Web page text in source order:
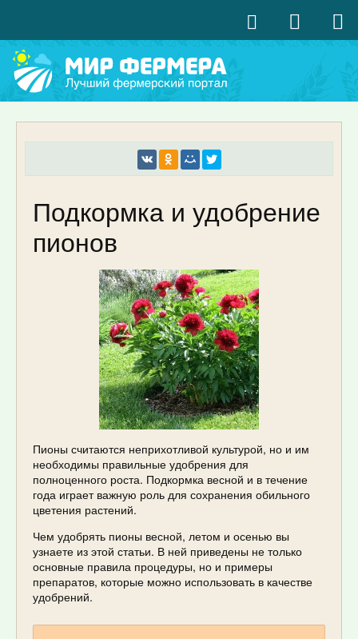
Подкормка и удобрение
пионов
Пионы считаются неприхотливой культурой, но и им
необходимы правильные удобрения для
полноценного роста. Подкормка весной и в течение
года играет важную роль для сохранения обильного
цветения растений.
Чем удобрять пионы весной, летом и осенью вы
узнаете из этой статьи. В ней приведены не только
основные правила процедуры, но и примеры
препаратов, которые можно использовать в качестве
удобрений.